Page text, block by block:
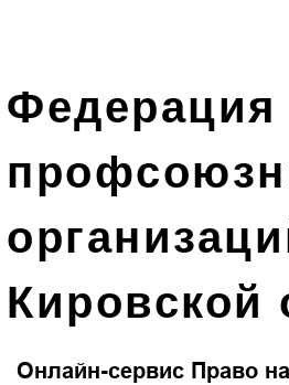
Федерация
Кировской
Онлайн-сервис Право